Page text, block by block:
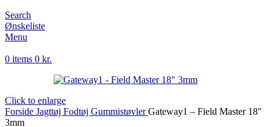
Search
Ønskeliste
Menu
0 items 0 kr.
Click to enlarge
Forside Jagttøj Fodtøj GummistøvlerGateway1 – Field Master 18″
3mm